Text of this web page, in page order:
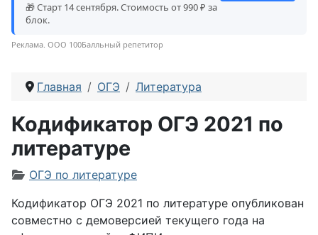
🎁 Старт 14 сентября. Стоимость от 990 ₽ за
блок.
Реклама. ООО 100Балльный репетитор
Главная ОГЭ Литература
Кодификатор ОГЭ 2021 по
литературе
Информация о материале
ОГЭ по литературе
Кодификатор ОГЭ 2021 по литературе опубликован
совместно с демоверсией текущего года на